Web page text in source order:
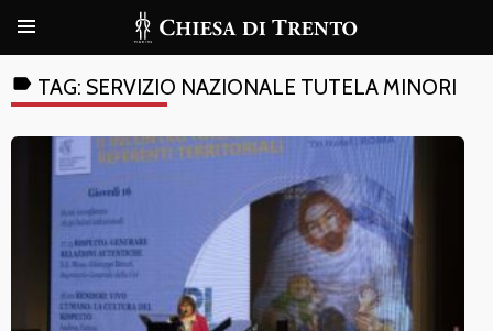
label TAG: SERVIZIO NAZIONALE TUTELA MINORI